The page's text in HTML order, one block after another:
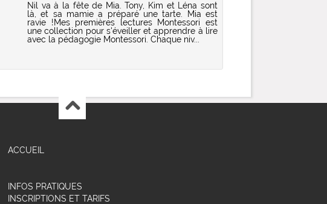
Nil va à la fête de Mia. Tony, Kim et Léna sont
là, et sa mamie a préparé une tarte. Mia est
ravie !Mes premières lectures Montessori est
une collection pour s'éveiller et apprendre à lire
avec la pédagogie Montessori. Chaque niv...
ACCUEIL
INFOS PRATIQUES
INSCRIPTIONS ET TARIFS